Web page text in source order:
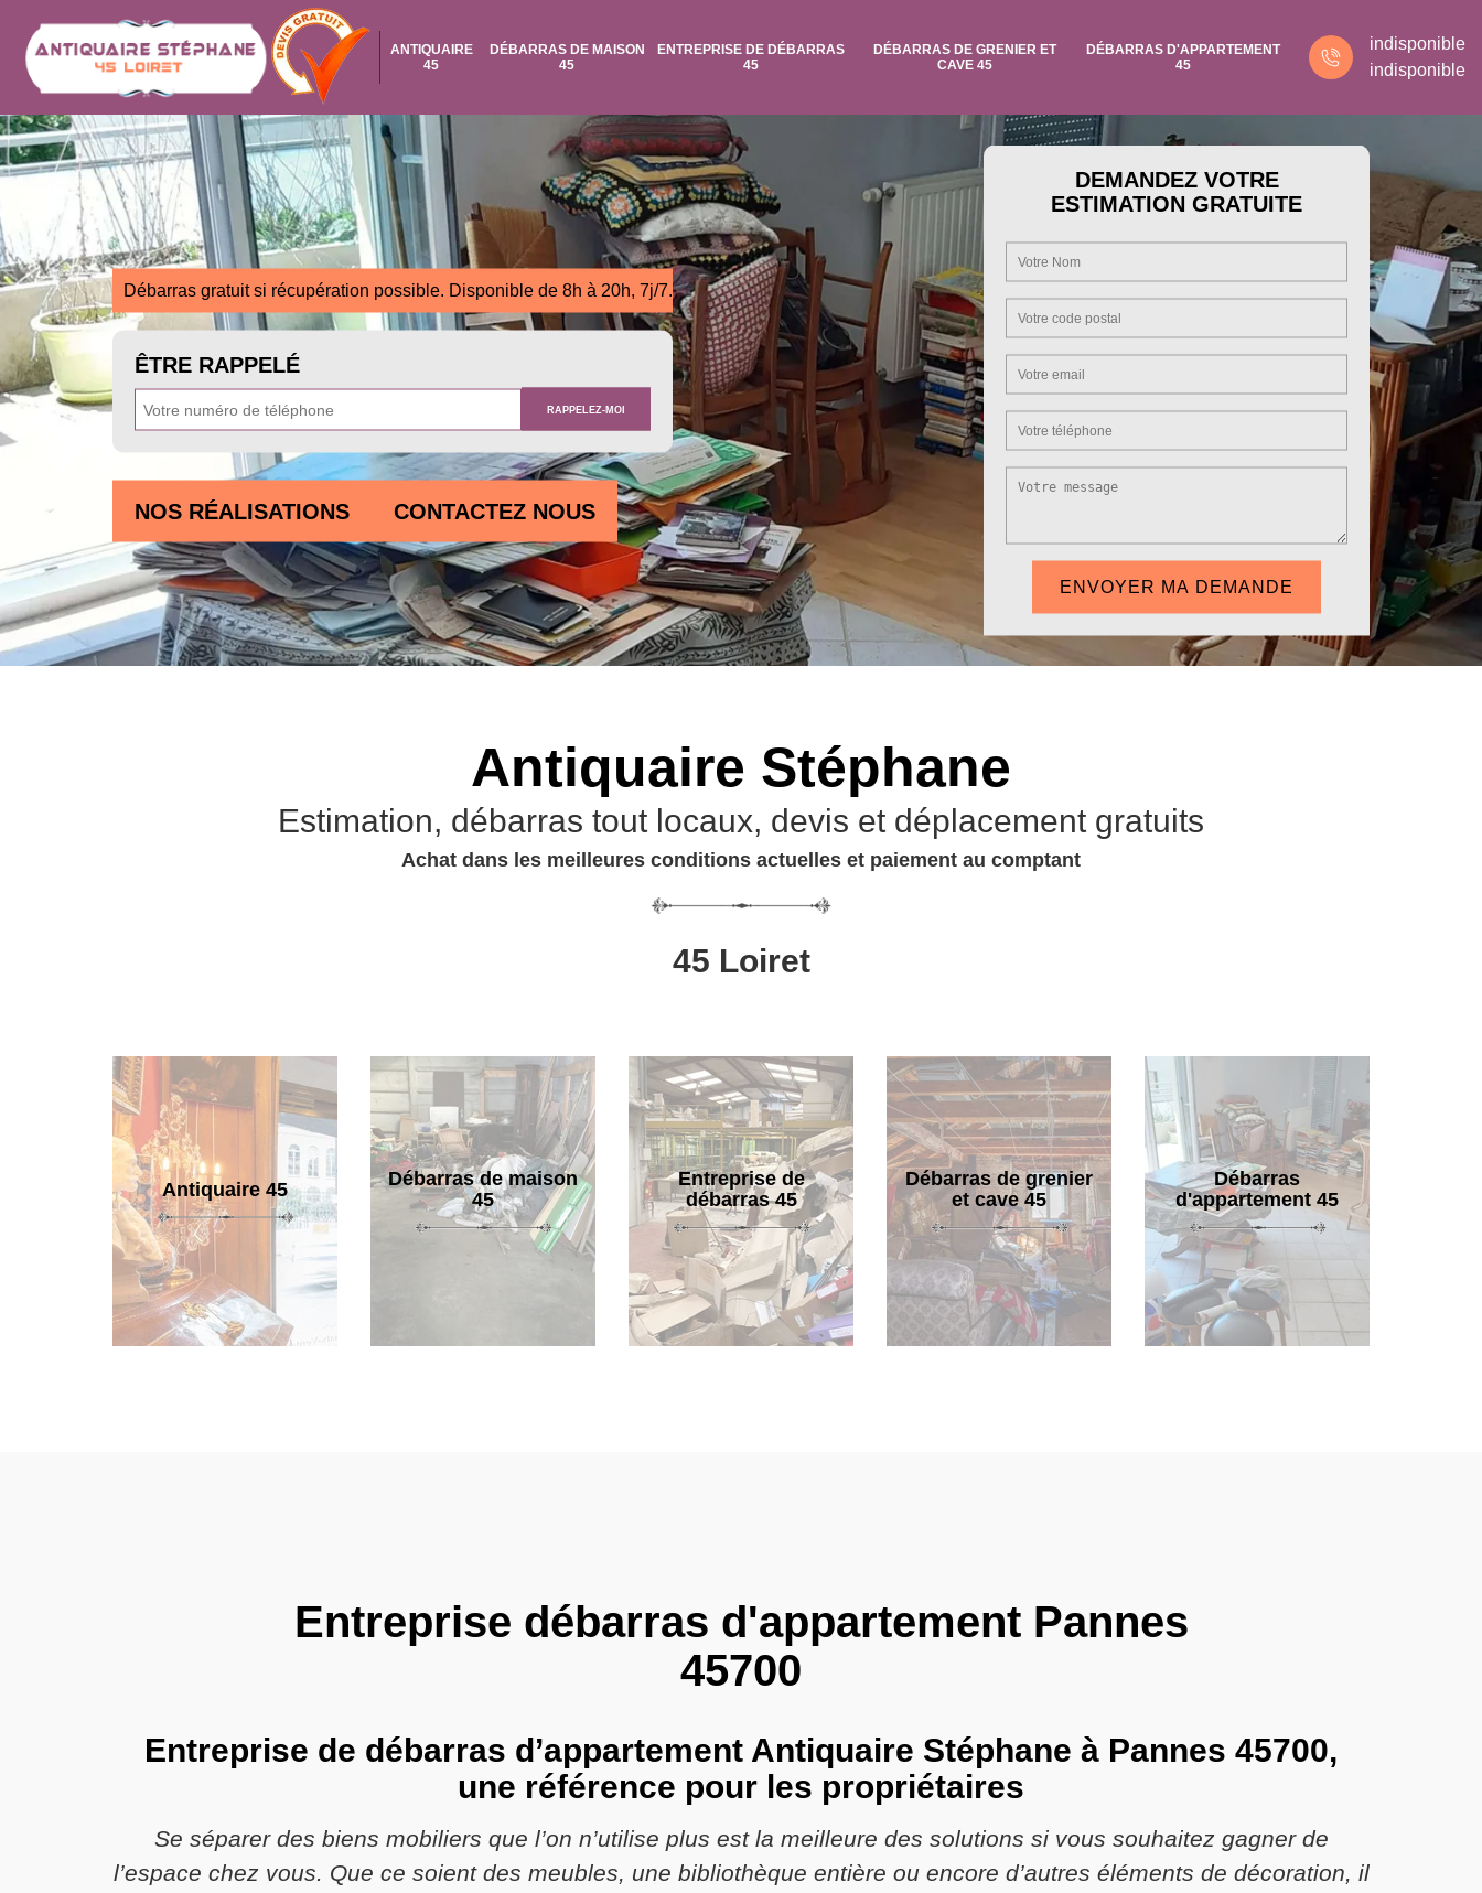
ANTIQUAIRE
45
DÉBARRAS DE MAISON
45
ENTREPRISE DE DÉBARRAS
45
DÉBARRAS DE GRENIER ET
CAVE 45
DÉBARRAS D'APPARTEMENT
45
indisponible
indisponible
Débarras gratuit si récupération possible. Disponible de 8h à 20h, 7j/7.
ÊTRE RAPPELÉ
NOS RÉALISATIONS CONTACTEZ NOUS
DEMANDEZ VOTRE
ESTIMATION GRATUITE
Antiquaire Stéphane
Estimation, débarras tout locaux, devis et déplacement gratuits
Achat dans les meilleures conditions actuelles et paiement au comptant
45 Loiret
Antiquaire 45
Débarras de maison
45
Entreprise de
débarras 45
Débarras de grenier
et cave 45
Débarras
d'appartement 45
Entreprise débarras d'appartement Pannes
45700
Entreprise de débarras d’appartement Antiquaire Stéphane à Pannes 45700,
une référence pour les propriétaires
Se séparer des biens mobiliers que l’on n’utilise plus est la meilleure des solutions si vous souhaitez gagner de
l’espace chez vous. Que ce soient des meubles, une bibliothèque entière ou encore d’autres éléments de décoration, il